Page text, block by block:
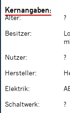
Kernangaben:
Alter: ?
Besitzer:
Nutzer: ?
Hersteller:
Elektrik:
Schaltwerk: ?